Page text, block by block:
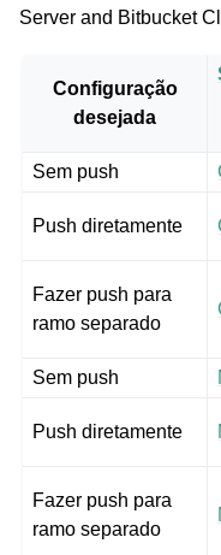
Server and Bitbucket
Configuração
desejada
Sem push
Push diretamente
Fazer push para
ramo separado
Sem push
Push diretamente
Fazer push para
ramo separado